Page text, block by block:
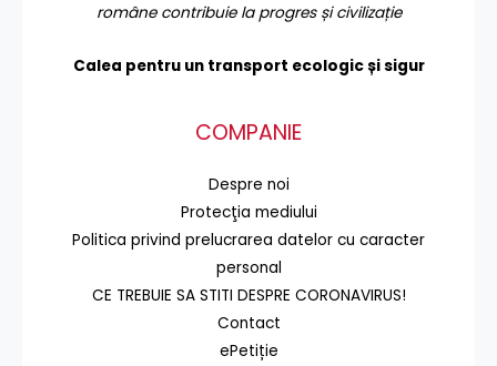
române contribuie la progres și civilizație
Calea pentru un transport ecologic și sigur
COMPANIE
Despre noi
Protecţia mediului
Politica privind prelucrarea datelor cu caracter
personal
CE TREBUIE SA STITI DESPRE CORONAVIRUS!
Contact
ePetiție